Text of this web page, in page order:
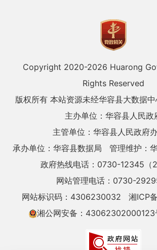
Copyright 2020-2026 Huarong
Rights Reserved
版权所有 本站资源未经华容县大数据
主办单位：华容县人民政
主管单位：华容县人民政府
承办单位：华容县数据局
管理维护：
政府热线电话：0730-12345（
网站管理电话：0730-
网站标识码：4306230032
湘ICP
湘公网安备：43062302000123